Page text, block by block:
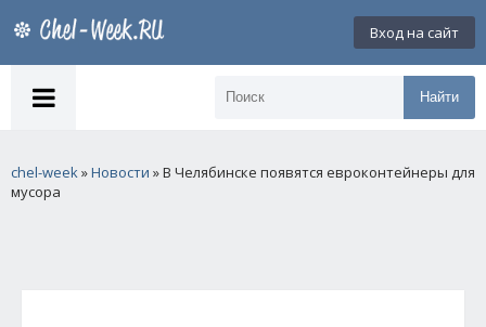
Вход на сайт
Найти
chel-week»Новости » В Челябинске появятся евроконтейнеры для
мусора